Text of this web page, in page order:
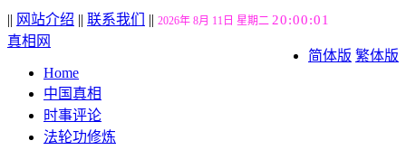
|| 网站介绍 || 联系我们 || 2026年 8月 11日 星期二 20:00:01
简体版 繁体版
真相网
Home
中国真相
时事评论
法轮功修炼